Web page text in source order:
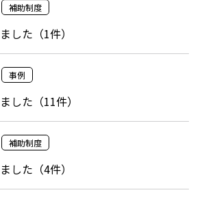
補助制度
した（1件）
事例
した（11件）
補助制度
した（4件）